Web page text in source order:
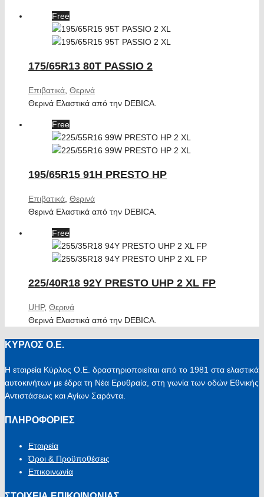
Free
175/65R13 80T PASSIO 2
Επιβατικά Θερινά
Θερινά Ελαστικά από την DEBICA.
Free
195/65R15 91H PRESTO HP
Επιβατικά Θερινά
Θερινά Ελαστικά από την DEBICA.
Free
225/40R18 92Y PRESTO UHP 2 XL FP
UHP, Θερινά
Θερινά Ελαστικά από την DEBICA.
ΚΥΡΛΟΣ Ο.Ε.
Η εταιρεία Κύρλος Ο.Ε. δραστηριοποιείται από το 1981 στα ελαστικά
αυτοκινήτων με έδρα τη Νέα Ερυθραία, στη γωνία των οδών Εθνικής
Αντιστάσεως και Αγίων Σαράντα.
ΠΛΗΡΟΦΟΡΙΕΣ
Εταιρεία
Όροι & Προϋποθέσεις
Επικοινωνία